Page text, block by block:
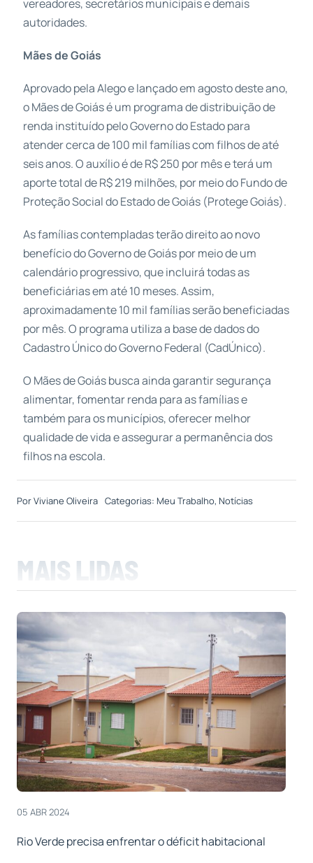
vereadores, secretários municipais e demais
autoridades.
Mães de Goiás
Aprovado pela Alego e lançado em agosto deste ano,
o Mães de Goiás é um programa de distribuição de
renda instituído pelo Governo do Estado para
atender cerca de 100 mil famílias com filhos de até
seis anos. O auxílio é de R$ 250 por mês e terá um
aporte total de R$ 219 milhões, por meio do Fundo de
Proteção Social do Estado de Goiás (Protege Goiás).
As famílias contempladas terão direito ao novo
benefício do Governo de Goiás por meio de um
calendário progressivo, que incluirá todas as
beneficiárias em até 10 meses. Assim,
aproximadamente 10 mil famílias serão beneficiadas
por mês. O programa utiliza a base de dados do
Cadastro Único do Governo Federal (CadÚnico).
O Mães de Goiás busca ainda garantir segurança
alimentar, fomentar renda para as famílias e
também para os municípios, oferecer melhor
qualidade de vida e assegurar a permanência dos
filhos na escola.
PorViviane Oliveira Categorias: Meu Trabalho, Notícias
MAIS LIDAS
05 ABR 2024
Rio Verde precisa enfrentar o déficit habitacional